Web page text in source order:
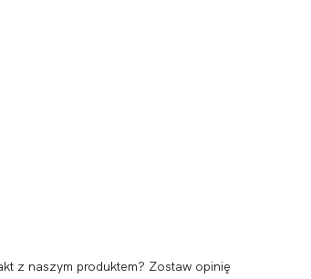
z naszym produktem? Zostaw opinię